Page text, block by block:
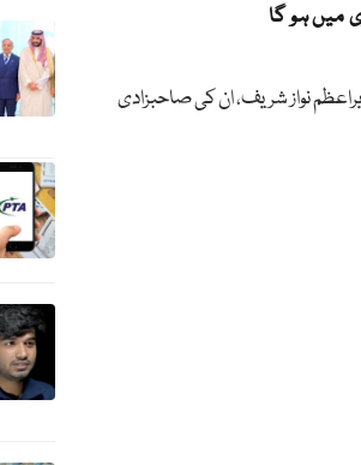
میں ہو گا
نواز شریف، ان کی صاحبزادی